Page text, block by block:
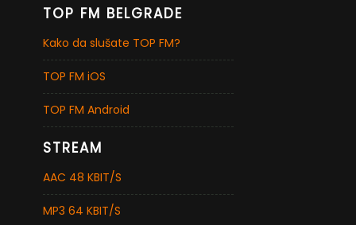
TOP FM BELGRADE
Kako da slušate TOP FM?
TOP FM iOS
TOP FM Android
STREAM
AAC 48 KBIT/S
MP3 64 KBIT/S